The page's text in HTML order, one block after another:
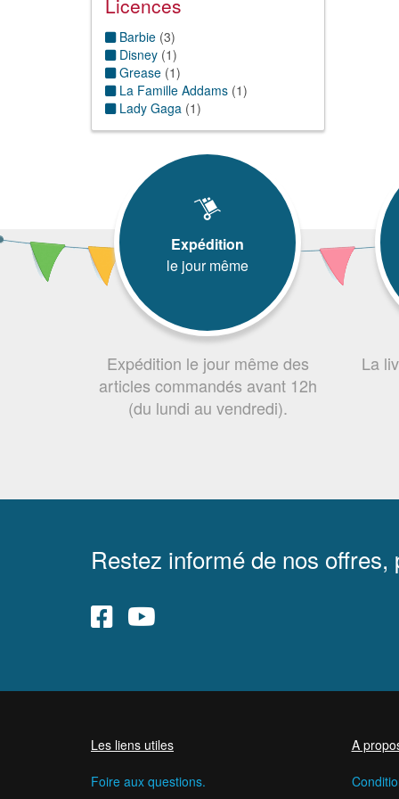
Star(2)
Vampire(1
Vieux/Vieille
Licences
Barbie (3)
Disney (1)
Grease (1)
La Famille Addams (1)
Lady Gaga (1)
Expédition
le jour même
Expédition le jour même des
articles commandés avant 12h
(du lundi au vendredi).
La
Restez informé de nos
Les liens utiles
Foire aux questions.
A